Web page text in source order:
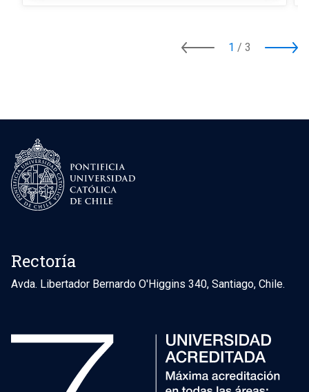
1 / 3
Rectoría
Avda. Libertador Bernardo O'Higgins 340, Santiago, Chile.